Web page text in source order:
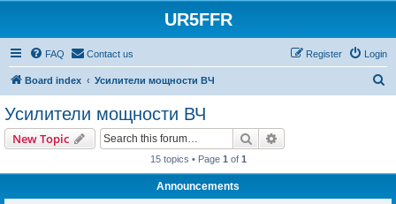
UR5FFR
FAQ Contact us Login
Register
Board index Усилители мощности ВЧ
Усилители мощности ВЧ
New Topic Search
15 topics • Page 1 of 1
Announcements